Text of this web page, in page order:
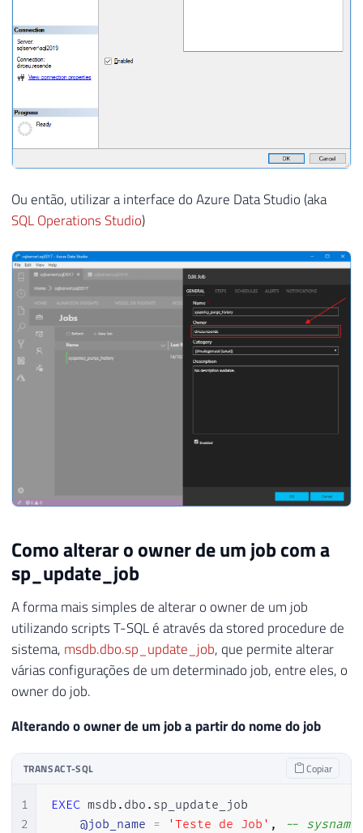
Ou então, utilizar a interface do Azure Data Studio (aka
SQL Operations Studio)
Como alterar o owner de um job com a
sp_update_job
A forma mais simples de alterar o owner de um job
utilizando scripts T-SQL é através da stored procedure de
sistema, msdb.dbo.sp_update_job, que permite alterar
várias configurações de um determinado job, entre eles, o
owner do job.
Alterando o owner de um job a partir do nome do job
TRANSACT-SQL Copiar
1
2
EXEC msdb . dbo . sp_update_job
@job_name = 'Teste de Job' ,
-- sysname